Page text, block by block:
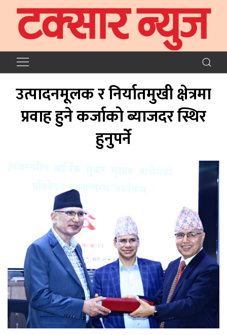
उत्पादनमूलक र निर्यातमुखी क्षेत्रमा
प्रवाह हुने कर्जाको ब्याजदर स्थिर
हुनुपर्ने